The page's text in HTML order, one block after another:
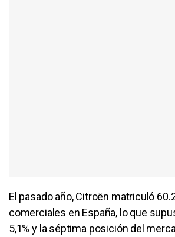
El pasado año, Citroën matriculó
comerciales en España, lo que
5,1% y la séptima posición del